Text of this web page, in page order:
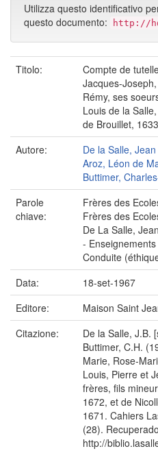
Utilizza questo identificativo
questo documento:
http://
Titolo:
Compte de
Jacques-
Rémy, ses
Louis de la
de Brouillet,
Autore:
De la Salle,
Aroz, Léon de
Buttimer,
Parole
chiave:
Frères des
Frères des
De La Salle,
- Enseignements
Conduite
Data:
18-set-1967
Editore:
Maison Saint
Citazione:
De la Salle, J.B.
Buttimer, C.H.
Marie, Rose-
Louis, Pierre et
frères, fils
1672, et de
1671. Cahiers
(28).
http://